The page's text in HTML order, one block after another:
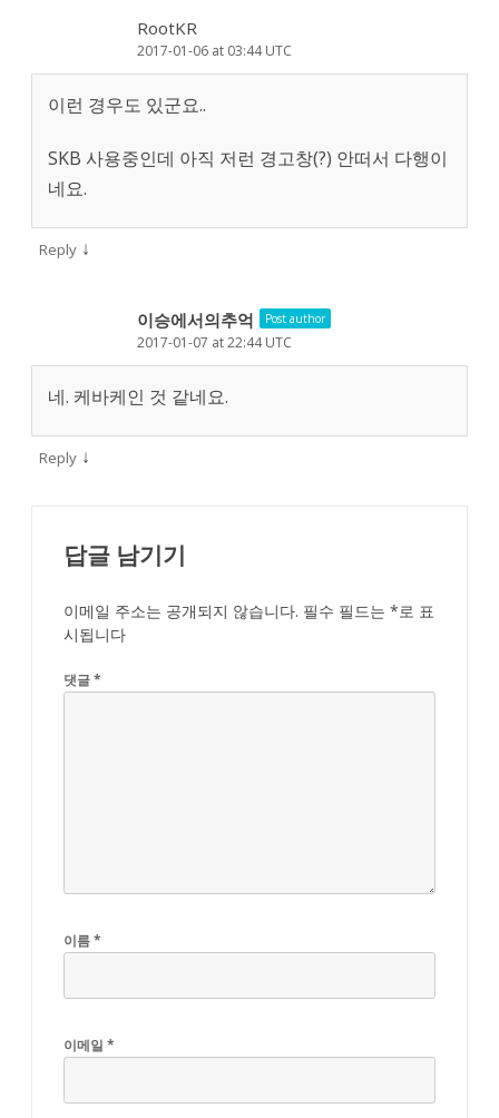
RootKR
2017-01-06 at 03:44 UTC
이런 경우도 있군요..
SKB 사용중인데 아직 저런 경고창(?) 안떠서 다행이
네요.
Reply ↓
이승에서의추억 Post author
2017-01-07 at 22:44 UTC
네. 케바케인 것 같네요.
Reply ↓
답글 남기기
이메일 주소는 공개되지 않습니다. 필수 필드는 *로 표
시됩니다
댓글*
이름*
이메일 *